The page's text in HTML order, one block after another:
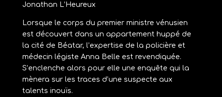
Jonathan L’Heureux
Lorsque le corps du premier ministre vénusien
est découvert dans un appartement huppé de
la cité de Béatar, l’expertise de la policière et
médecin légiste Anna Belle est revendiquée.
S’enclenche alors pour elle une enquête qui la
mènera sur les traces d’une suspecte aux
talents inouïs.